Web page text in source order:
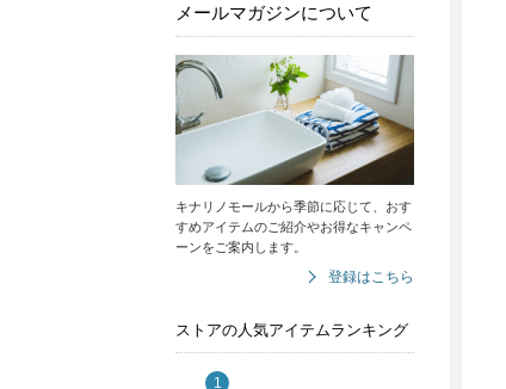
メールマガジンについて
キナリノモールから季節に応じて、おす
すめアイテムのご紹介やお得なキャンペ
ーンをご案内します。
登録はこちら
ストアの人気アイテムランキング